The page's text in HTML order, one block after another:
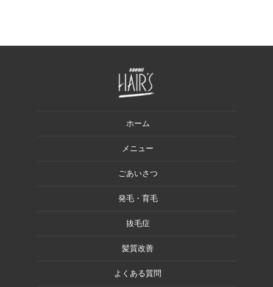
ホーム
メニュー
ごあいさつ
発毛・育毛
抜毛症
髪質改善
よくある質問